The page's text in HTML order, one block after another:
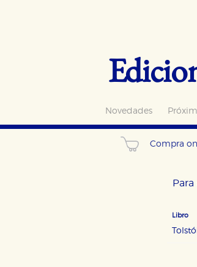
Novedades
Compra
Libro